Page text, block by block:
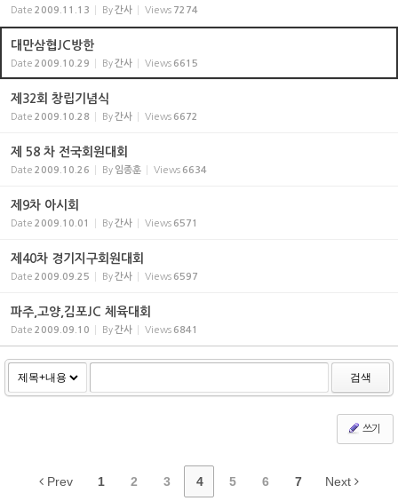
Date 2009.11.13 By간사 Views 7274
대만삼협JC방한
Date 2009.10.29 By간사 Views 6615
제32회 창립기념식
Date 2009.10.28 By간사 Views 6672
제 58 차 전국회원대회
Date 2009.10.26 By 임종훈 Views 6634
제9차 아시회
Date 2009.10.01 By간사 Views 6571
제40차 경기지구회원대회
Date 2009.09.25 By간사 Views 6597
파주,고양,김포JC 체육대회
Date 2009.09.10 By간사 Views 6841
검색
쓰기
Prev 1 2 3 4 5 6 7 Next